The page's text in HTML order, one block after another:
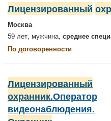
Лицензированный
Москва
59 лет, мужчина, среднее
По договоренности
Лицензированный
охранник.Оператор
видеонаблюдения.